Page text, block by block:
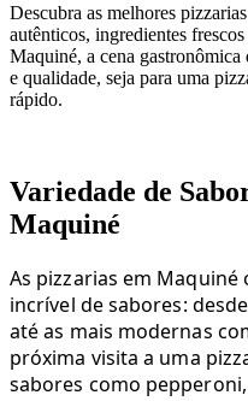
Descubra as melhores
autênticos, ingredientes
Maquiné, a cena gastronômica
e qualidade, seja para uma
rápido.
Variedade de
Maquiné
As pizzarias em
incrível de sabores:
até as mais modernas
próxima visita a uma
sabores como